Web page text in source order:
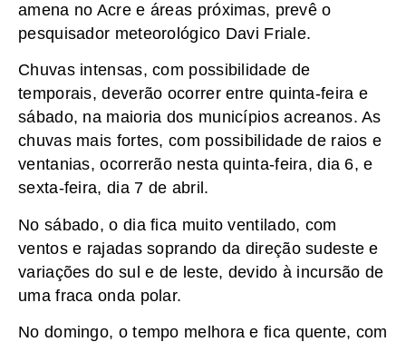
amena no Acre e áreas próximas, prevê o
pesquisador meteorológico Davi Friale.
Chuvas intensas, com possibilidade de
temporais, deverão ocorrer entre quinta-feira e
sábado, na maioria dos municípios acreanos. As
chuvas mais fortes, com possibilidade de raios e
ventanias, ocorrerão nesta quinta-feira, dia 6, e
sexta-feira, dia 7 de abril.
No sábado, o dia fica muito ventilado, com
ventos e rajadas soprando da direção sudeste e
variações do sul e de leste, devido à incursão de
uma fraca onda polar.
No domingo, o tempo melhora e fica quente, com